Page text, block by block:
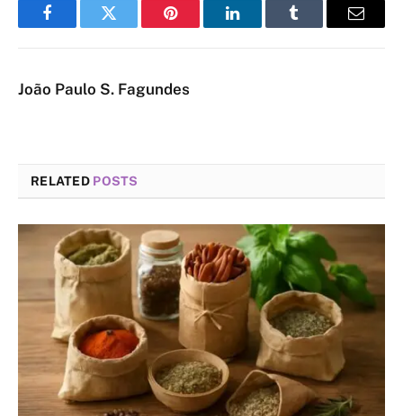
FacebookTwitter Pinterest LinkedInTumblr Email
João Paulo S. Fagundes
RELATED POSTS